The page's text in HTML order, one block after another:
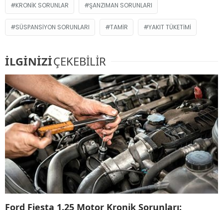
KRONIK SORUNLAR ŞANZIMAN SORUNLARI
SÜSPANSIYON SORUNLARI TAMIR YAKIT TÜKETIMI
İLGİNİZİÇEKEBİLİR
Ford Fiesta 1.25 Motor Kronik Sorunları: